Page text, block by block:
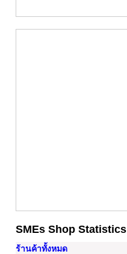
SMEs Shop Statistics
ร้านค้าทั้งหมด